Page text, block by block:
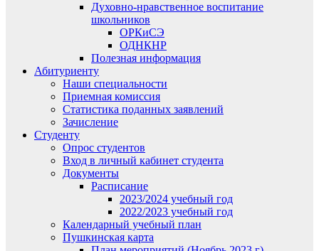
Духовно-нравственное воспитание
школьников
ОРКиСЭ
ОДНКНР
Полезная информация
Абитуриенту
Наши специальности
Приемная комиссия
Статистика поданных заявлений
Зачисление
Студенту
Опрос студентов
Вход в личный кабинет студента
Документы
Расписание
2023/2024 учебный год
2022/2023 учебный год
Календарный учебный план
Пушкинская карта